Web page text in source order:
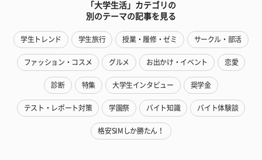
「大学生活」カテゴリの
別のテーマの記事を見る
学生トレンド 学生旅行 授業・履修・ゼミ サークル・部活
ファッション・コスメ グルメ お出かけ・イベント 恋愛
診断 特集 大学生インタビュー 奨学金
テスト・レポート対策 学園祭 バイト知識 バイト体験談
格安SIMしか勝たん！